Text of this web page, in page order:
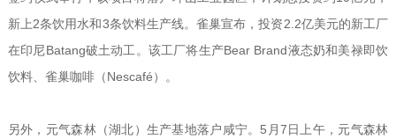
新上2条饮用水和3条饮料生产线。雀巢宣布，投资2.2亿美元的新工厂
在印尼Batang破土动工。该工厂将生产Bear Brand液态奶和美禄即饮
饮料、雀巢咖啡（Nescafé）。
另外，元气森林（湖北）生产基地落户咸宁。5月7日上午，元气森林